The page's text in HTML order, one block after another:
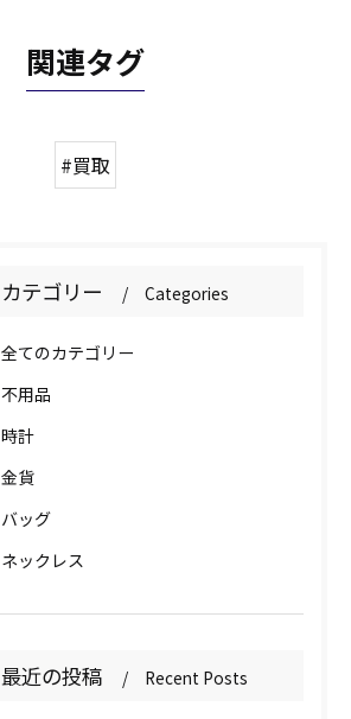
関連タグ
#買取
カテゴリー Categories
全てのカテゴリー
不用品
時計
金貨
バッグ
ネックレス
最近の投稿 Recent Posts